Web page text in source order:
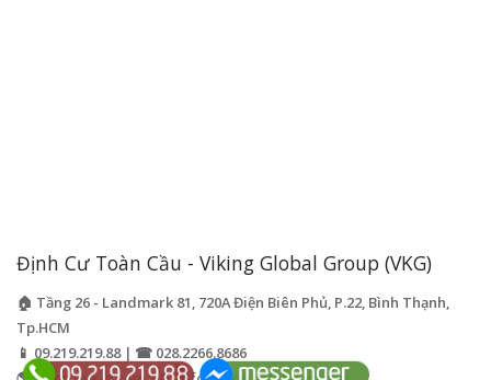
Định Cư Toàn Cầu - Viking Global Group (VKG)
🏠 Tầng 26 - Landmark 81, 720A Điện Biên Phủ, P.22, Bình Thạnh,
Tp.HCM
📱 09.219.219.88 | ☎ 028.2266.8686